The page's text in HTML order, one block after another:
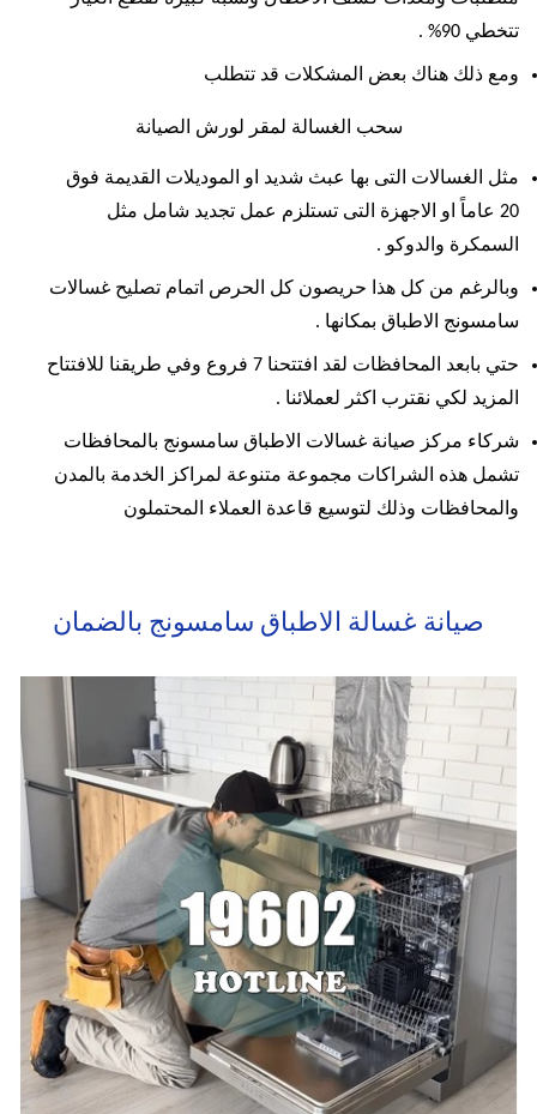
تتخطي 90% .
ومع ذلك هناك بعض المشكلات قد تتطلب
سحب الغسالة لمقر لورش الصيانة
مثل الغسالات التى بها عبث شديد او الموديلات القديمة فوق
20 عاماً او الاجهزة التى تستلزم عمل تجديد شامل مثل
السمكرة والدوكو .
وبالرغم من كل هذا حريصون كل الحرص اتمام تصليح غسالات
سامسونج الاطباق بمكانها .
حتي بابعد المحافظات لقد افتتحنا 7 فروع وفي طريقنا للافتتاح
المزيد لكي نقترب اكثر لعملائنا .
شركاء مركز صيانة غسالات الاطباق سامسونج بالمحافظات
تشمل هذه الشراكات مجموعة متنوعة لمراكز الخدمة بالمدن
والمحافظات وذلك لتوسيع قاعدة العملاء المحتملون
صيانة غسالة الاطباق سامسونج بالضمان